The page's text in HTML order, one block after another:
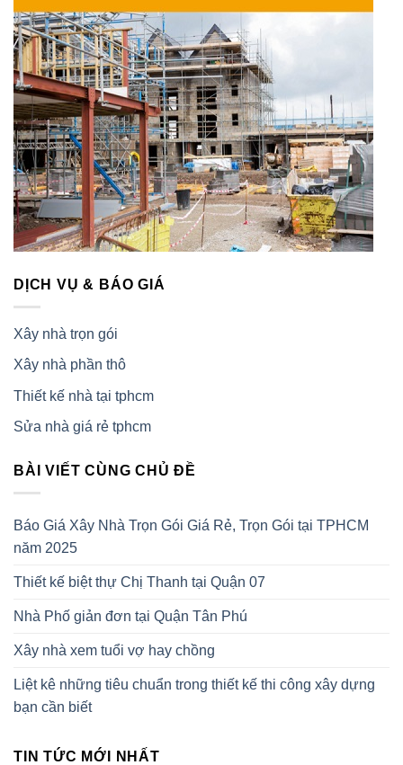
DỊCH VỤ & BÁO GIÁ
Xây nhà trọn gói
Xây nhà phần thô
Thiết kế nhà tại tphcm
Sửa nhà giá rẻ tphcm
BÀI VIẾT CÙNG CHỦ ĐỀ
Báo Giá Xây Nhà Trọn Gói Giá Rẻ, Trọn Gói tại TPHCM
năm 2025
Thiết kế biệt thự Chị Thanh tại Quận 07
Nhà Phố giản đơn tại Quận Tân Phú
Xây nhà xem tuổi vợ hay chồng
Liệt kê những tiêu chuẩn trong thiết kế thi công xây dựng
bạn cần biết
TIN TỨC MỚI NHẤT